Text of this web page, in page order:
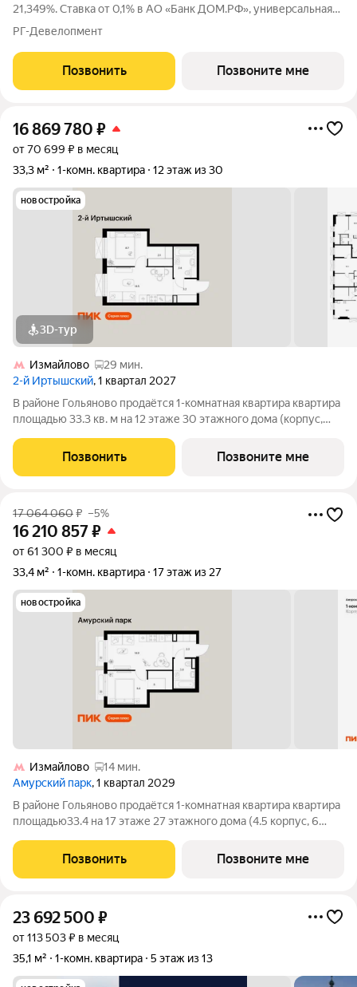
21,349%. Ставка от 0,1% в АО «Банк ДОМ.РФ», универсальная
лицензия Банка России №2312 от 19.12.2018. В первые 12
месяцев ставка устанавливается при наличии документа о
компенсации Банку
РГ-Девелопмент
Позвонить Позвоните мне
16 869 780 ₽
от 70 699 ₽ в месяц
33,3 м²
1-комн. квартира 12 этаж из 30
новостройка
3D-тур
Измайлово
29 мин.
2-й Иртышский, 1 квартал 2027
В районе Гольяново продаётся 1-комнатная квартира квартира
площадью 33.3 кв. м на 12 этаже 30 этажного дома (корпус,
расположение 25 минут пешком до станции метро
«Черкизовская» 14 минут на автомобиле до
Позвонить Позвоните мне
17 064 060₽ –5%
16 210 857₽
от 61 300 ₽ в месяц
33,4 м²
1-комн. квартира 17 этаж из 27
новостройка
Измайлово
14 мин.
Амурский парк, 1 квартал 2029
В районе Гольяново продаётся 1-комнатная квартира квартира
площадью33.4 на 17 этаже 27 этажного дома (4.5 корпус, 6
расположение 10 минут пешком до станции метро
«Черкизовская» и МЦК «Локомотив». 15
Позвонить Позвоните мне
23 692 500 ₽
от 113 503 ₽ в месяц
35,1 м²
1-комн. квартира 5 этаж из 13